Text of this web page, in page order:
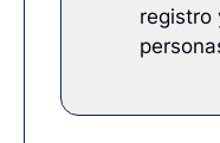
registro